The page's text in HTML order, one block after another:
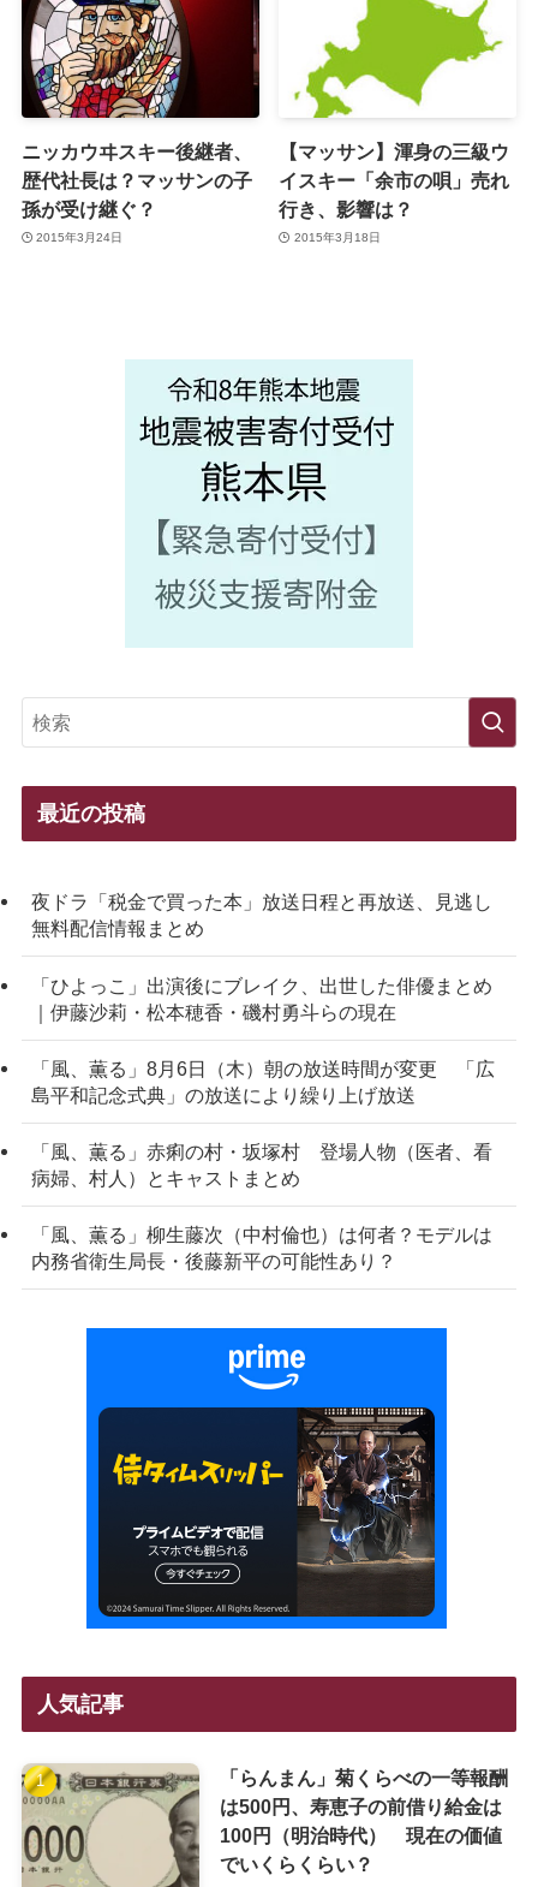
ニッカウヰスキー後継者、
歴代社長は？マッサンの子
孫が受け継ぐ？
2015年3月24日
【マッサン】渾身の三級ウ
イスキー「余市の唄」売れ
行き、影響は？
2015年3月18日
最近の投稿
夜ドラ「税金で買った本」放送日程と再放送、見逃し
無料配信情報まとめ
「ひよっこ」出演後にブレイク、出世した俳優まとめ
｜伊藤沙莉・松本穂香・磯村勇斗らの現在
「風、薫る」8月6日（木）朝の放送時間が変更 「広
島平和記念式典」の放送により繰り上げ放送
「風、薫る」赤痢の村・坂塚村 登場人物（医者、看
病婦、村人）とキャストまとめ
「風、薫る」柳生藤次（中村倫也）は何者？モデルは
内務省衛生局長・後藤新平の可能性あり？
人気記事
「らんまん」菊くらべの一等報酬
は500円、寿恵子の前借り給金は
100円（明治時代） 現在の価値
でいくらくらい？